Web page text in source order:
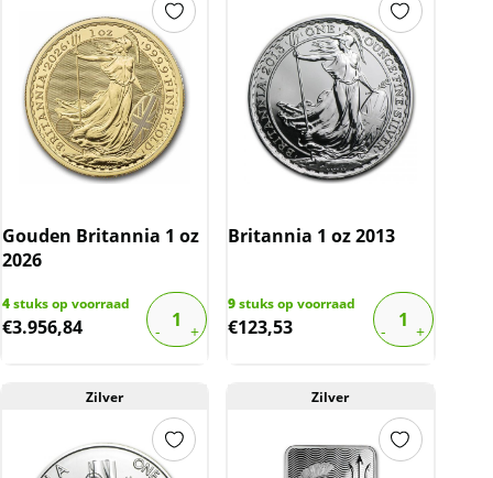
Gouden Britannia 1 oz
2026
4stuks op voorraad
€3.956,84
Britannia 1 oz 2013
9stuks op voorraad
€123,53
Zilver Zilver